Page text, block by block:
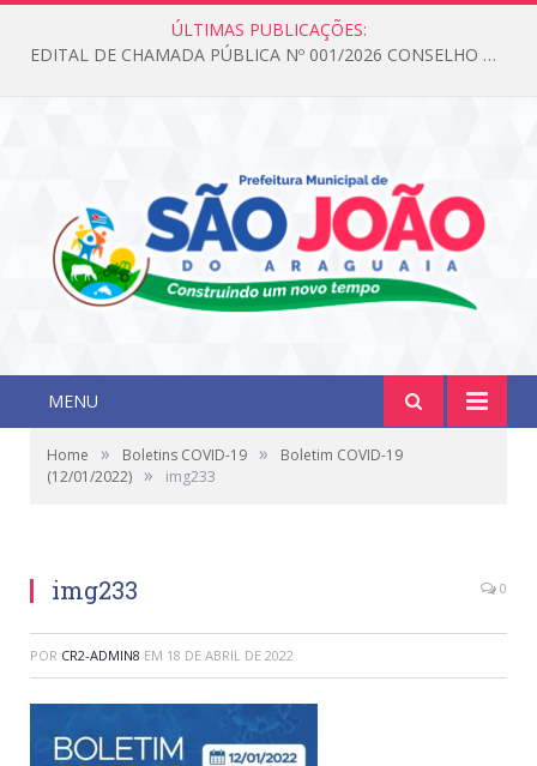
ÚLTIMAS PUBLICAÇÕES:
EDITAL DE CHAMADA PÚBLICA Nº 001/2026 CONSELHO DOS DIREITOS DA CRIANÇA E DO ADOLESCENTE
MENU
Home » Boletins COVID-19 »
Boletim COVID-19
(12/01/2022) » img233
img233 0
POR CR2-ADMIN8 EM 18 DE ABRIL DE 2022